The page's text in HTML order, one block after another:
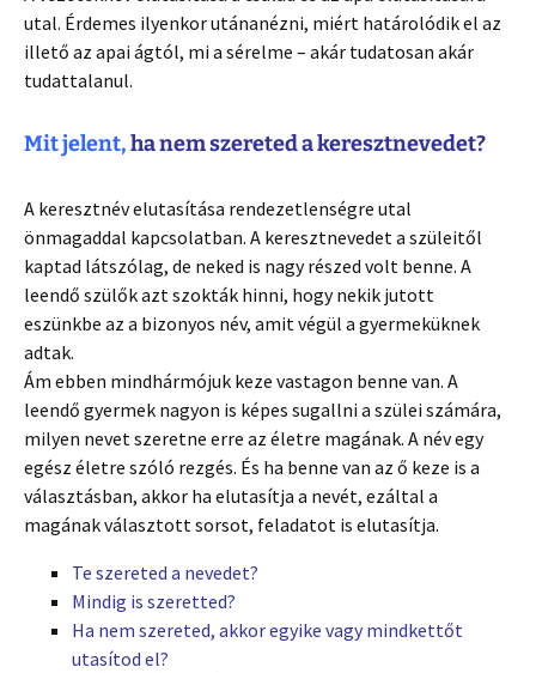
utal. Érdemes ilyenkor utánanézni, miért határolódik el az
illető az apai ágtól, mi a sérelme – akár tudatosan akár
tudattalanul.
Mit jelent,ha nem szereted a keresztnevedet?
A keresztnév elutasítása rendezetlenségre utal
önmagaddal kapcsolatban. A keresztnevedet a szüleitől
kaptad látszólag, de neked is nagy részed volt benne. A
leendő szülők azt szokták hinni, hogy nekik jutott
eszünkbe az a bizonyos név, amit végül a gyermeküknek
adtak.
Ám ebben mindhármójuk keze vastagon benne van. A
leendő gyermek nagyon is képes sugallni a szülei számára,
milyen nevet szeretne erre az életre magának. A név egy
egész életre szóló rezgés. És ha benne van az ő keze is a
választásban, akkor ha elutasítja a nevét, ezáltal a
magának választott sorsot, feladatot is elutasítja.
Te szereted a nevedet?
Mindig is szeretted?
Ha nem szereted, akkor egyike vagy mindkettőt
utasítod el?